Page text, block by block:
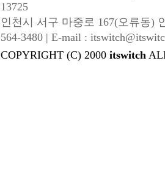
13725
인천시 서구 마중로 167(오류동)
564-3480 | E-mail :
COPYRIGHT (C) 2000 itswitch